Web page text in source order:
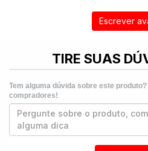
Escrever
TIRE SUAS
Tem alguma dúvida sobre este
compradores!